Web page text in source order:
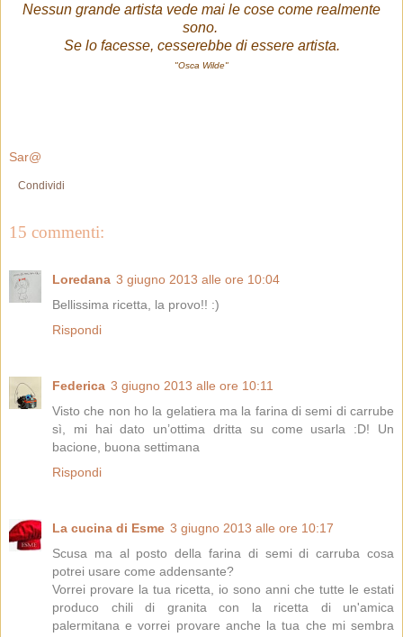
Nessun grande artista vede mai le cose come realmente
sono.
Se lo facesse, cesserebbe di essere artista.
"Osca Wilde"
Sar@
Condividi
15 commenti:
Loredana 3 giugno 2013 alle ore 10:04
Bellissima ricetta, la provo!! :)
Rispondi
Federica 3 giugno 2013 alle ore 10:11
Visto che non ho la gelatiera ma la farina di semi di carrube
sì, mi hai dato un’ottima dritta su come usarla :D! Un
bacione, buona settimana
Rispondi
La cucina di Esme 3 giugno 2013 alle ore 10:17
Scusa ma al posto della farina di semi di carruba cosa
potrei usare come addensante?
Vorrei provare la tua ricetta, io sono anni che tutte le estati
produco chili di granita con la ricetta di un'amica
palermitana e vorrei provare anche la tua che mi sembra